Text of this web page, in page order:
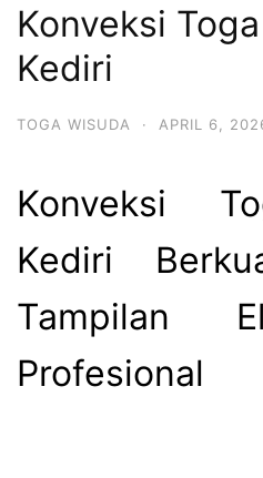
Konveksi
Kediri
TOGA WISUDA · APRIL 6,
Konveksi
Kediri
Tampilan
Profesional